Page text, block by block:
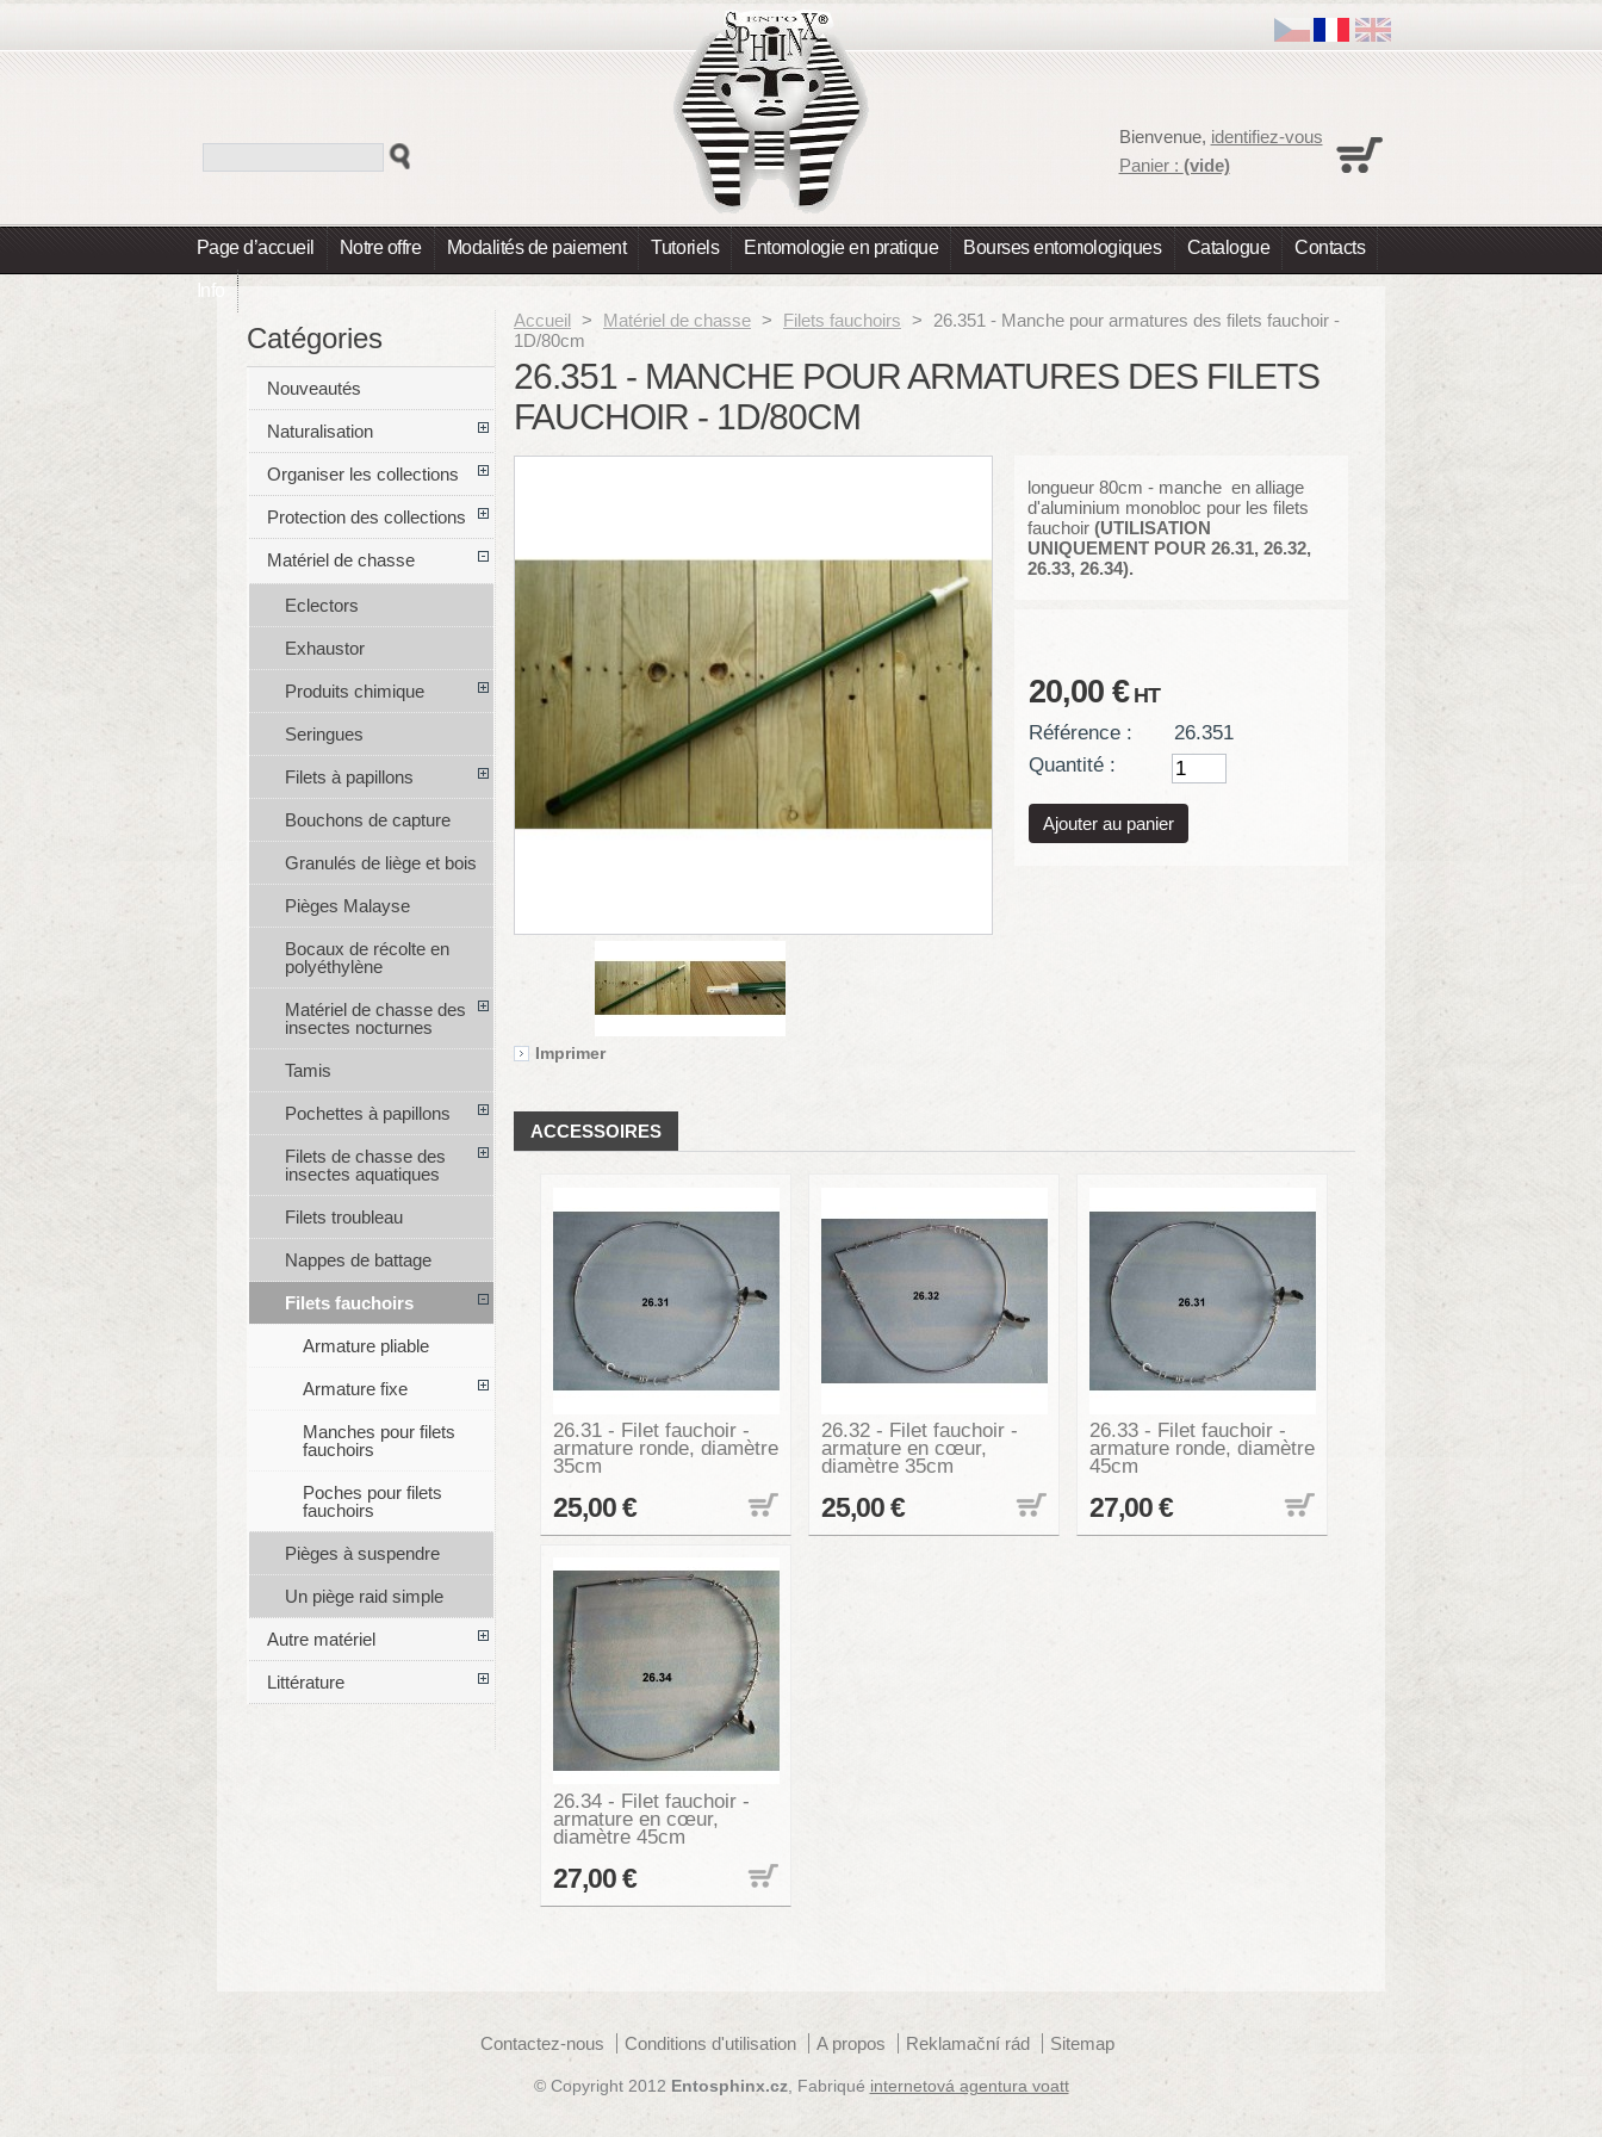
Page d’accueil Notre offre Modalités de paiement Tutoriels Entomologie en pratique Bourses entomologiques Catalogue Contacts
Info
Bienvenue, identifiez-vous
Panier : (vide)
Accueil > Matériel de chasse > Filets fauchoirs >
26.351 - Manche pour armatures des filets fauchoir -
1D/80cm
26.351 - MANCHE POUR ARMATURES DES FILETS
FAUCHOIR - 1D/80CM
Imprimer
longueur 80cm - manche en alliage
d'aluminium monobloc pour les filets
fauchoir (UTILISATION
UNIQUEMENT POUR 26.31, 26.32,
26.33, 26.34).
20,00 €HT
Référence :
26.351
Quantité :
ACCESSOIRES
26.31 - Filet fauchoir -
armature ronde, diamètre
35cm
25,00 €
26.32 - Filet fauchoir -
armature en cœur,
diamètre 35cm
25,00 €
26.33 - Filet fauchoir -
armature ronde, diamètre
45cm
27,00 €
26.34 - Filet fauchoir -
armature en cœur,
diamètre 45cm
27,00 €
Catégories
Nouveautés
Naturalisation
Organiser les collections
Protection des collections
Matériel de chasse
Eclectors
Exhaustor
Produits chimique
Seringues
Filets à papillons
Bouchons de capture
Granulés de liège et bois
Pièges Malayse
Bocaux de récolte en
polyéthylène
Matériel de chasse des
insectes nocturnes
Tamis
Pochettes à papillons
Filets de chasse des
insectes aquatiques
Filets troubleau
Nappes de battage
Filets fauchoirs
Armature pliable
Armature fixe
Manches pour filets
fauchoirs
Poches pour filets
fauchoirs
Pièges à suspendre
Un piège raid simple
Autre matériel
Littérature
Aucun produit
Total 0,00 €
Les prix sont HT
Contactez-nous Conditions d'utilisation A propos Reklamační rád Sitemap
© Copyright 2012 Entosphinx.cz, Fabriqué internetová agentura voatt